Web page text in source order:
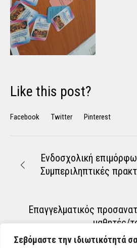
Σεβόμαστε την ιδιωτικότητά
Like this post?
Facebook Twitter Pinterest
Ενδοσχολική
Συμπεριληπτικές
Επαγγελματικός
μαθητές/